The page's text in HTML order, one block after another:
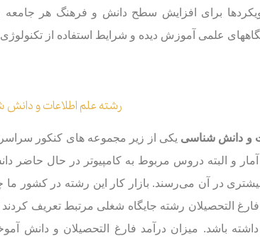
برای افزایش سطح دانش و فرهنگ هر
علمی آموزش دیده و شرایط استفاده از تکنولوژی
رشته علم اطلاعات و
و دانش شناسی یکی از زیر مجموعه های کنکور
و البته دروس مربوط به کامپیوتر در حال حاضر
در آن می‌رسند. بازار کار این رشته در کشور
التحصیلان رشته جایگاه شغلی مرتبط تعریف کردند
داشته باشد. میزان درآمد فارغ التحصیلان و دانش